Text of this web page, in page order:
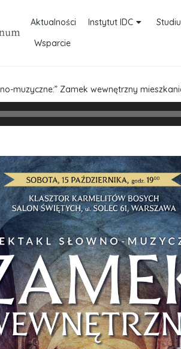
Aktualności Instytut IDC
Wsparcie
muzyczne:” Zamek wewnętrzny